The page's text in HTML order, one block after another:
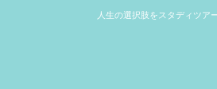
人生の選択肢をスタディツア